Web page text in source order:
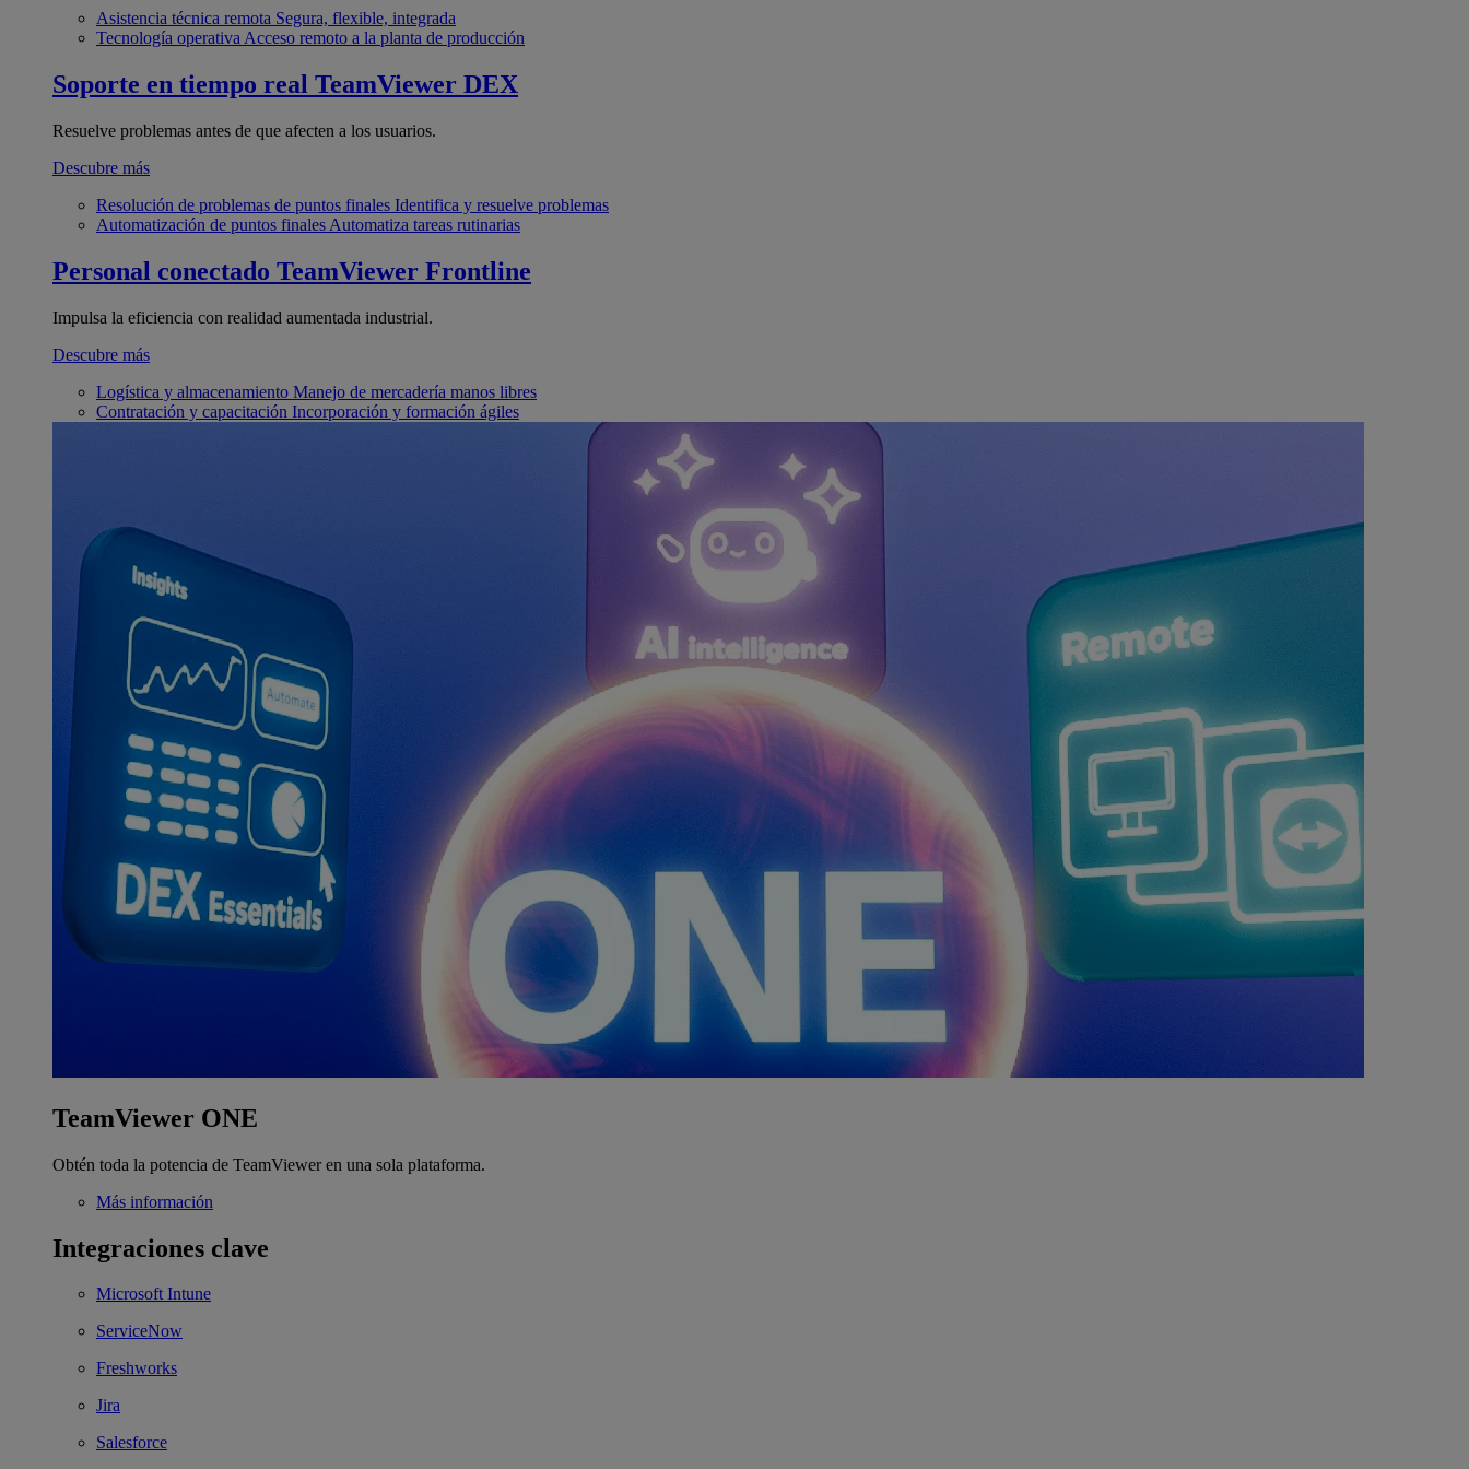
Asistencia técnica remota Segura, flexible, integrada
Tecnología operativa Acceso remoto a la planta de producción
Soporte en tiempo real TeamViewer DEX
Resuelve problemas antes de que afecten a los usuarios.
Descubre más
Resolución de problemas de puntos finales Identifica y resuelve problemas
Automatización de puntos finales Automatiza tareas rutinarias
Personal conectado TeamViewer Frontline
Impulsa la eficiencia con realidad aumentada industrial.
Descubre más
Logística y almacenamiento Manejo de mercadería manos libres
Contratación y capacitación Incorporación y formación ágiles
TeamViewer ONE
Obtén toda la potencia de TeamViewer en una sola plataforma.
Más información
Integraciones clave
Microsoft Intune
ServiceNow
Freshworks
Jira
Salesforce